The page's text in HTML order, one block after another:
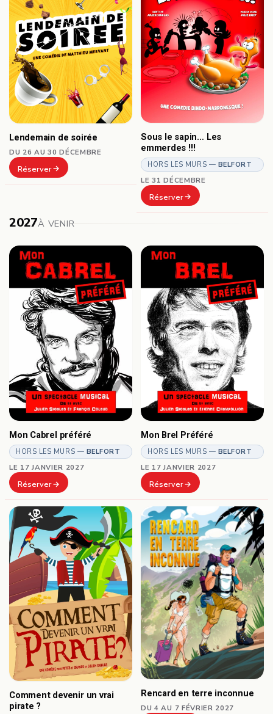
Lendemain de soirée
DU 26 AU 30 DÉCEMBRE
Réserver
Sous le sapin… Les
emmerdes !!!
HORS LES MURS — BELFORT
LE 31 DÉCEMBRE
Réserver
2027À VENIR
Mon Cabrel préféré
HORS LES MURS — BELFORT
LE 17 JANVIER 2027
Réserver
Mon Brel Préféré
HORS LES MURS — BELFORT
LE 17 JANVIER 2027
Réserver
Comment devenir un vrai
pirate ?
Rencard en terre inconnue
DU 4 AU 7 FÉVRIER 2027